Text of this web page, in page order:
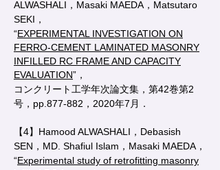
ALWASHALI，Masaki MAEDA，Matsutaro
SEKI，
“EXPERIMENTAL INVESTIGATION ON
FERRO-CEMENT LAMINATED MASONRY
INFILLED RC FRAME AND CAPACITY
EVALUATION”，
コンクリート工学年次論文集，第42巻第2
号，pp.877-882，2020年7月．
【4】Hamood ALWASHALI，Debasish
SEN，MD. Shafiul Islam，Masaki MAEDA，
“Experimental study of retrofitting masonry